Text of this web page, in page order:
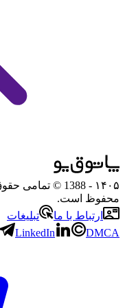
۱۴۰۵
- 1388 ©
محفوظ است.
ارتباط با ما
تبلیغات
LinkedIn DMCA